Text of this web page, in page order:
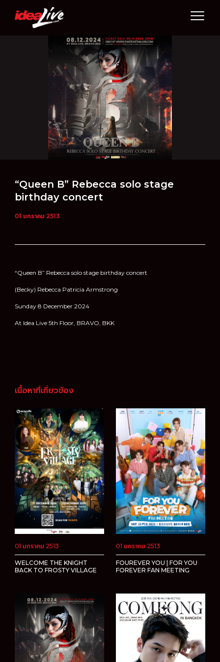
“Queen B” Rebecca solo stage
birthday concert
01 มกราคม 2513
“Queen B” Rebecca solo stage birthday concert
(Becky) Rebecca Patricia Armstrong
Sunday 8 December 2024
At Idea Live 5th Floor, BRAVO, BKK
เนื้อหาที่เกี่ยวข้อง
01 มกราคม 2513
WELCOME THE KNIGHT
BACK TO FROSTY VILLAGE
01 มกราคม 2513
FOUREVER YOU | FOR YOU
FOREVER FAN MEETING